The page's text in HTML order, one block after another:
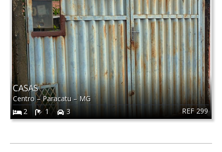
REF 299
CASAS
Centro–Paracatu– MG
2
1 3